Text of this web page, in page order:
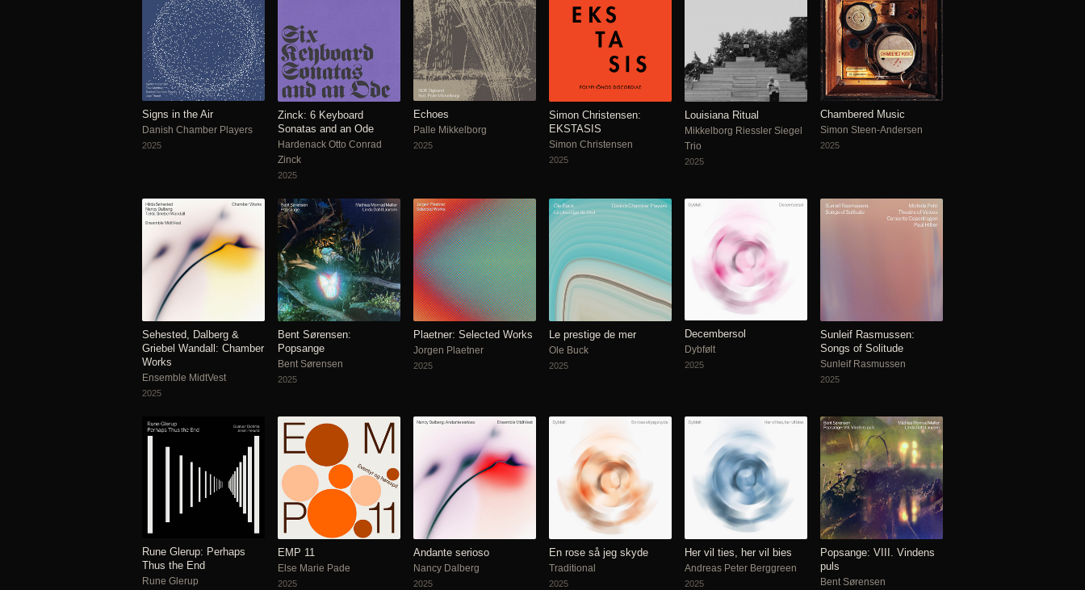
Signs in the Air
Danish Chamber Players
2025
Zinck: 6 Keyboard
Sonatas and an Ode
Hardenack Otto Conrad
Zinck
2025
Echoes
Palle Mikkelborg
2025
Simon Christensen:
EKSTASIS
Simon Christensen
2025
Louisiana Ritual
Mikkelborg Riessler Siegel
Trio
2025
Chambered Music
Simon Steen-Andersen
2025
Sehested, Dalberg &
Griebel Wandall: Chamber
Works
Ensemble MidtVest
2025
Bent Sørensen:
Popsange
Bent Sørensen
2025
Plaetner: Selected Works
Jorgen Plaetner
2025
Le prestige de mer
Ole Buck
2025
Decembersol
Dybfølt
2025
Sunleif Rasmussen:
Songs of Solitude
Sunleif Rasmussen
2025
Rune Glerup: Perhaps
Thus the End
Rune Glerup
EMP 11
Else Marie Pade
2025
Andante serioso
Nancy Dalberg
2025
En rose så jeg skyde
Traditional
2025
Her vil ties, her vil bies
Andreas Peter Berggreen
2025
Popsange: VIII. Vindens
puls
Bent Sørensen